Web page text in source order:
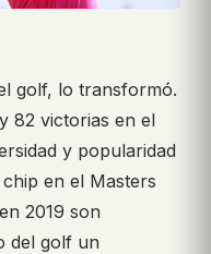
golf, lo transformó.
82 victorias en el
y popularidad
en el Masters
2019 son
del golf un